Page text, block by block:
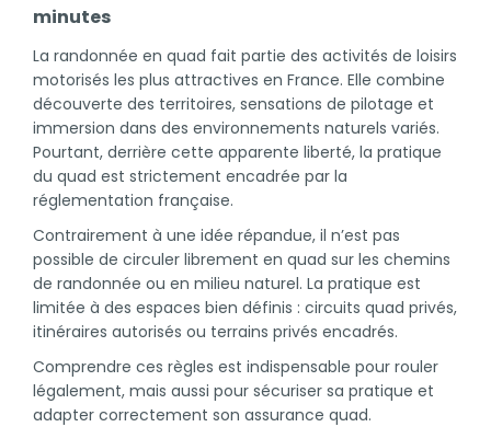
minutes
La randonnée en quad fait partie des activités de loisirs
motorisés les plus attractives en France. Elle combine
découverte des territoires, sensations de pilotage et
immersion dans des environnements naturels variés.
Pourtant, derrière cette apparente liberté, la pratique
du quad est strictement encadrée par la
réglementation française.
Contrairement à une idée répandue, il n’est pas
possible de circuler librement en quad sur les chemins
de randonnée ou en milieu naturel. La pratique est
limitée à des espaces bien définis : circuits quad privés,
itinéraires autorisés ou terrains privés encadrés.
Comprendre ces règles est indispensable pour rouler
légalement, mais aussi pour sécuriser sa pratique et
adapter correctement son assurance quad.